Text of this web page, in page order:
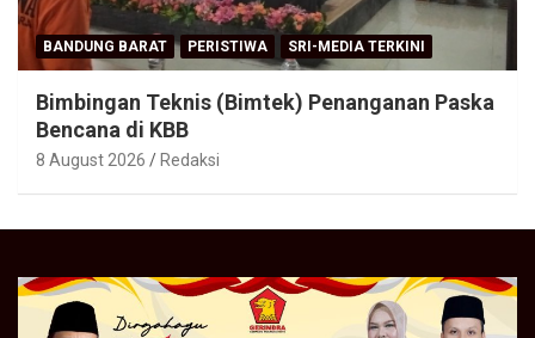
BANDUNG BARAT PERISTIWA SRI-MEDIA TERKINI
Bimbingan Teknis (Bimtek) Penanganan Paska
Bencana di KBB
8 August 2026 Redaksi